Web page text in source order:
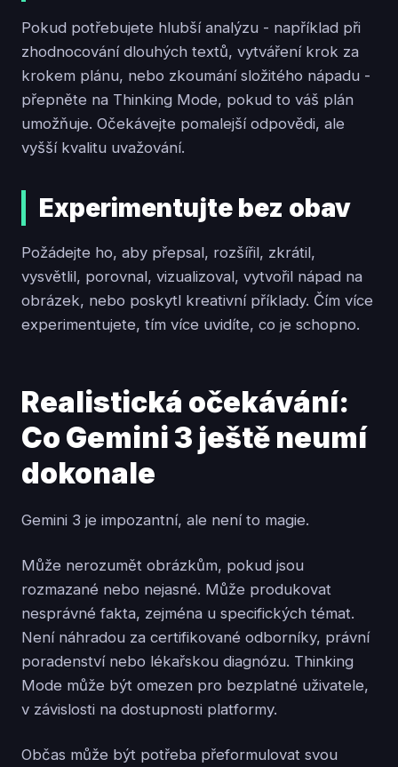
Pokud potřebujete hlubší analýzu - například při
zhodnocování dlouhých textů, vytváření krok za
krokem plánu, nebo zkoumání složitého nápadu -
přepněte na Thinking Mode, pokud to váš plán
umožňuje. Očekávejte pomalejší odpovědi, ale
vyšší kvalitu uvažování.
Experimentujte bez obav
Požádejte ho, aby přepsal, rozšířil, zkrátil,
vysvětlil, porovnal, vizualizoval, vytvořil nápad na
obrázek, nebo poskytl kreativní příklady. Čím více
experimentujete, tím více uvidíte, co je schopno.
Realistická očekávání:
Co Gemini 3 ještě neumí
dokonale
Gemini 3 je impozantní, ale není to magie.
Může nerozumět obrázkům, pokud jsou
rozmazané nebo nejasné. Může produkovat
nesprávné fakta, zejména u specifických témat.
Není náhradou za certifikované odborníky, právní
poradenství nebo lékařskou diagnózu. Thinking
Mode může být omezen pro bezplatné uživatele,
v závislosti na dostupnosti platformy.
Občas může být potřeba přeformulovat svou